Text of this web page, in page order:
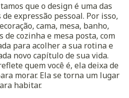
que o design é uma das
expressão pessoal. Por isso,
cama, mesa, banho,
cozinha e mesa posta, com
para acolher a sua rotina e
novo capítulo de sua vida.
quem você é, ela deixa de
morar. Ela se torna um lugar
habitar.